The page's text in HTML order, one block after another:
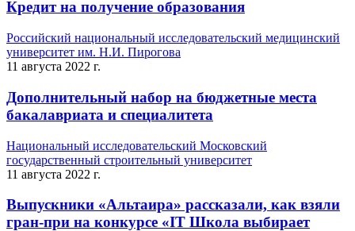
Кредит на получение образования
Российский национальный исследовательский медицинский
университет им. Н.И. Пирогова
11 августа 2022 г.
Дополнительный набор на бюджетные места
бакалавриата и специалитета
Национальный исследовательский Московский
государственный строительный университет
11 августа 2022 г.
Выпускники «Альтаира» рассказали, как взяли
гран-при на конкурсе «IT Школа выбирает